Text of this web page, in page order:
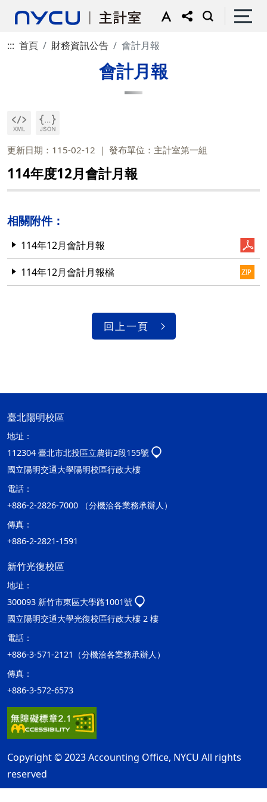
::: 首頁 財務資訊公告 會計月報
會計月報
更新日期：115-02-12 發布單位：主計室第一組
114年度12月會計月報
相關附件：
114年12月會計月報
114年12月會計月報檔
回上一頁
臺北陽明校區
地址：
112304 臺北市北投區立農街2段155號
國立陽明交通大學陽明校區行政大樓
電話：
+886-2-2826-7000 （分機洽各業務承辦人）
傳真：
+886-2-2821-1591
新竹光復校區
地址：
300093 新竹市東區大學路1001號
國立陽明交通大學光復校區行政大樓 2 樓
電話：
+886-3-571-2121（分機洽各業務承辦人）
傳真：
+886-3-572-6573
Copyright © 2023 Accounting Office, NYCU All rights
reserved